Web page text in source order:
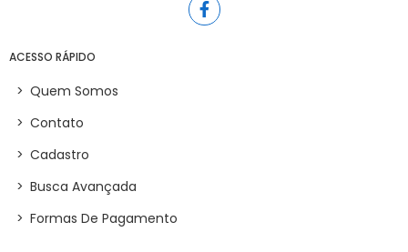
ACESSO RÁPIDO
> Quem Somos
> Contato
> Cadastro
> Busca Avançada
> Formas De Pagamento